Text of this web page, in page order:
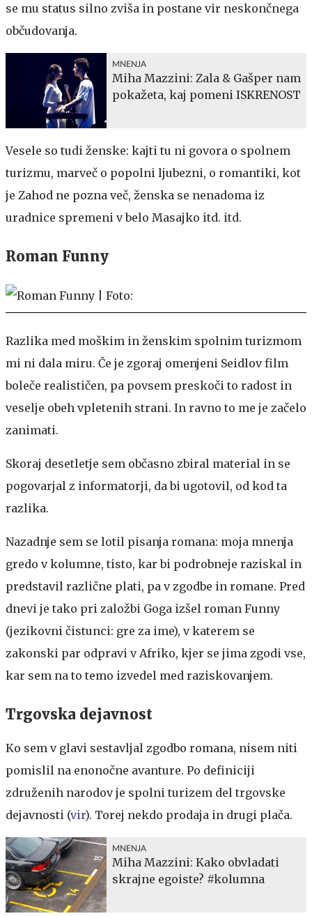
se mu status silno zviša in postane vir neskončnega
občudovanja.
MNENJA
Miha Mazzini: Zala & Gašper nam
pokažeta, kaj pomeni ISKRENOST
Vesele so tudi ženske: kajti tu ni govora o spolnem
turizmu, marveč o popolni ljubezni, o romantiki, kot
je Zahod ne pozna več, ženska se nenadoma iz
uradnice spremeni v belo Masajko itd. itd.
Roman Funny
Razlika med moškim in ženskim spolnim turizmom
mi ni dala miru. Če je zgoraj omenjeni Seidlov film
boleče realističen, pa povsem preskoči to radost in
veselje obeh vpletenih strani. In ravno to me je začelo
zanimati.
Skoraj desetletje sem občasno zbiral material in se
pogovarjal z informatorji, da bi ugotovil, od kod ta
razlika.
Nazadnje sem se lotil pisanja romana: moja mnenja
gredo v kolumne, tisto, kar bi podrobneje raziskal in
predstavil različne plati, pa v zgodbe in romane. Pred
dnevi je tako pri založbi Goga izšel roman Funny
(jezikovni čistunci: gre za ime), v katerem se
zakonski par odpravi v Afriko, kjer se jima zgodi vse,
kar sem na to temo izvedel med raziskovanjem.
Trgovska dejavnost
Ko sem v glavi sestavljal zgodbo romana, nisem niti
pomislil na enonočne avanture. Po definiciji
združenih narodov je spolni turizem del trgovske
dejavnosti (vir). Torej nekdo prodaja in drugi plača.
MNENJA
Miha Mazzini: Kako obvladati
skrajne egoiste? #kolumna